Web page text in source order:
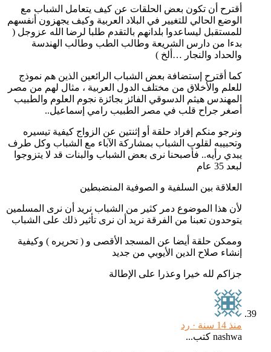
أقترح أن تكون بعض الحلقات عن كيف يتعامل الشباب مع
الوضع الحالي للتغيير في البلاد العربية وكيف يجهزون أنفسهم
للمستقبل ليساعدوا بلدانهم بالتقدم طلبا لرضا الله عزوجل (
بدءا من دارس الشريعة وطالب الطب وطالب الهندسة
والحداد والنجار …ألخ )
كما أقترح إستضافة بعض الشباب الرائعين الذين هم نموذج
للعلم والأخلاق من مختلف الدول العربية ، مثال لهم من مصر
المهندس هيثم الدسوقي الفائز بجائزة نجوم العلوم والطبيب
أصغر جراح قلب في مصر الطبيب رامي إسماعيل..
ونرجو منكم إفراد حلقة أو إثنتين عن الزواج كيفية تيسيره
وتحبيبه لقلوب الشباب بمشاركة الآباء مع الشباب وكل طرف
يبدي رأيه.. فأصبحنا نرى بعض الشباب والبنات قد لا يتزوجوا
العلاقة بين السلفية و الصوفية المنضبطين
لأن هذا الموضوع دمر كثير من الشباب نريد أن نرى المسلمين
يتوحدون تعبنا من الفرقة نريد أن نرى تأثير ذلك على الشباب
وممكن حلقة أيضا عن المسجد الأقصى و ( تحريره ) وكيفية
إنشاء صلاح الدين الأيوبي من جديد
جزاكم لله خيرا وعذرا على الإطالة
رد
nashwa كتب...